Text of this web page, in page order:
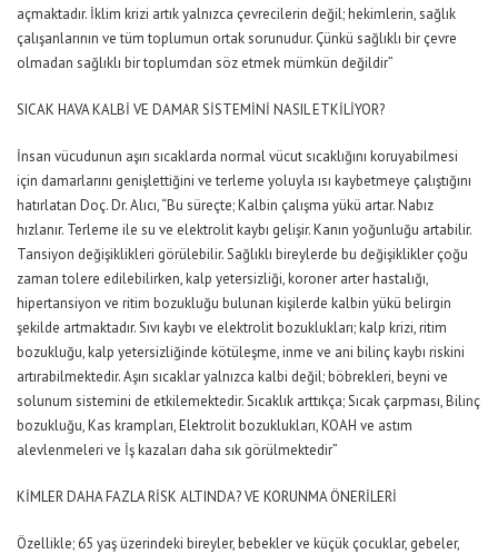
açmaktadır. İklim krizi artık yalnızca çevrecilerin değil; hekimlerin, sağlık
çalışanlarının ve tüm toplumun ortak sorunudur. Çünkü sağlıklı bir çevre
olmadan sağlıklı bir toplumdan söz etmek mümkün değildir”
SICAK HAVA KALBİ VE DAMAR SİSTEMİNİ NASIL ETKİLİYOR?
İnsan vücudunun aşırı sıcaklarda normal vücut sıcaklığını koruyabilmesi
için damarlarını genişlettiğini ve terleme yoluyla ısı kaybetmeye çalıştığını
hatırlatan Doç. Dr. Alıcı, “Bu süreçte; Kalbin çalışma yükü artar. Nabız
hızlanır. Terleme ile su ve elektrolit kaybı gelişir. Kanın yoğunluğu artabilir.
Tansiyon değişiklikleri görülebilir. Sağlıklı bireylerde bu değişiklikler çoğu
zaman tolere edilebilirken, kalp yetersizliği, koroner arter hastalığı,
hipertansiyon ve ritim bozukluğu bulunan kişilerde kalbin yükü belirgin
şekilde artmaktadır. Sıvı kaybı ve elektrolit bozuklukları; kalp krizi, ritim
bozukluğu, kalp yetersizliğinde kötüleşme, inme ve ani bilinç kaybı riskini
artırabilmektedir. Aşırı sıcaklar yalnızca kalbi değil; böbrekleri, beyni ve
solunum sistemini de etkilemektedir. Sıcaklık arttıkça; Sıcak çarpması, Bilinç
bozukluğu, Kas krampları, Elektrolit bozuklukları, KOAH ve astım
alevlenmeleri ve İş kazaları daha sık görülmektedir”
KİMLER DAHA FAZLA RİSK ALTINDA? VE KORUNMA ÖNERİLERİ
Özellikle; 65 yaş üzerindeki bireyler, bebekler ve küçük çocuklar, gebeler,